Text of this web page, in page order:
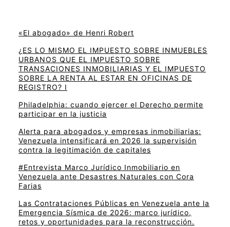
«El abogado» de Henri Robert
¿ES LO MISMO EL IMPUESTO SOBRE INMUEBLES
URBANOS QUE EL IMPUESTO SOBRE
TRANSACIONES INMOBILIARIAS Y EL IMPUESTO
SOBRE LA RENTA AL ESTAR EN OFICINAS DE
REGISTRO? I
Philadelphia: cuando ejercer el Derecho permite
participar en la justicia
Alerta para abogados y empresas inmobiliarias:
Venezuela intensificará en 2026 la supervisión
contra la legitimación de capitales
#Entrevista Marco Jurídico Inmobiliario en
Venezuela ante Desastres Naturales con Cora
Farias
Las Contrataciones Públicas en Venezuela ante la
Emergencia Sísmica de 2026: marco jurídico,
retos y oportunidades para la reconstrucción.